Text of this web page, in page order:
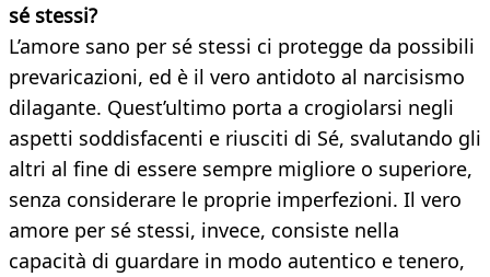
sé stessi?
L’amore sano per sé stessi ci protegge da possibili
prevaricazioni, ed è il vero antidoto al narcisismo
dilagante. Quest’ultimo porta a crogiolarsi negli
aspetti soddisfacenti e riusciti di Sé, svalutando gli
altri al fine di essere sempre migliore o superiore,
senza considerare le proprie imperfezioni. Il vero
amore per sé stessi, invece, consiste nella
capacità di guardare in modo autentico e tenero,